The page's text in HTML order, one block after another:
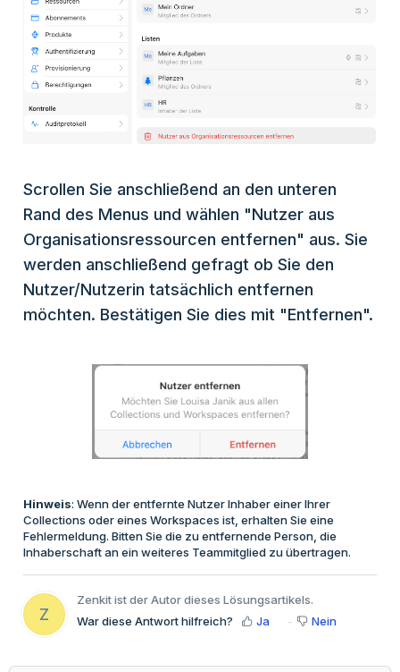
Scrollen Sie anschließend an den unteren
Rand des Menus und wählen "Nutzer aus
Organisationsressourcen entfernen" aus. Sie
werden anschließend gefragt ob Sie den
Nutzer/Nutzerin tatsächlich entfernen
möchten. Bestätigen Sie dies mit "Entfernen".
Hinweis: Wenn der entfernte Nutzer Inhaber einer Ihrer
Collections oder eines Workspaces ist, erhalten Sie eine
Fehlermeldung. Bitten Sie die zu entfernende Person, die
Inhaberschaft an ein weiteres Teammitglied zu übertragen.
Z
Zenkit ist der Autor dieses Lösungsartikels.
War diese Antwort hilfreich?
Ja Nein